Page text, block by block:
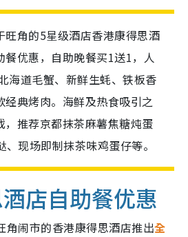
旺角的5星级酒店香港康得思酒
餐优惠，自助晚餐买1送1，人
海道毛蟹、新鲜生蚝、铁板香
经典烤肉。海鲜及热食吸引之
，推荐京都抹茶麻薯焦糖炖蛋
现场即制抹茶味鸡蛋仔等。
店自助餐优惠
角闹市的香港康得思酒店推出全